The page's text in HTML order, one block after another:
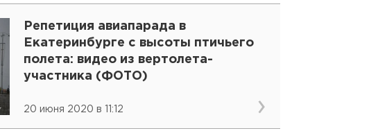
Репетиция авиапарада в
Екатеринбурге с высоты птичьего
полета: видео из вертолета-
участника (ФОТО)
20 июня 2020 в 11:12